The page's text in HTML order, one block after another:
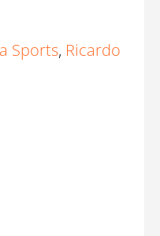
Sports, Ricardo